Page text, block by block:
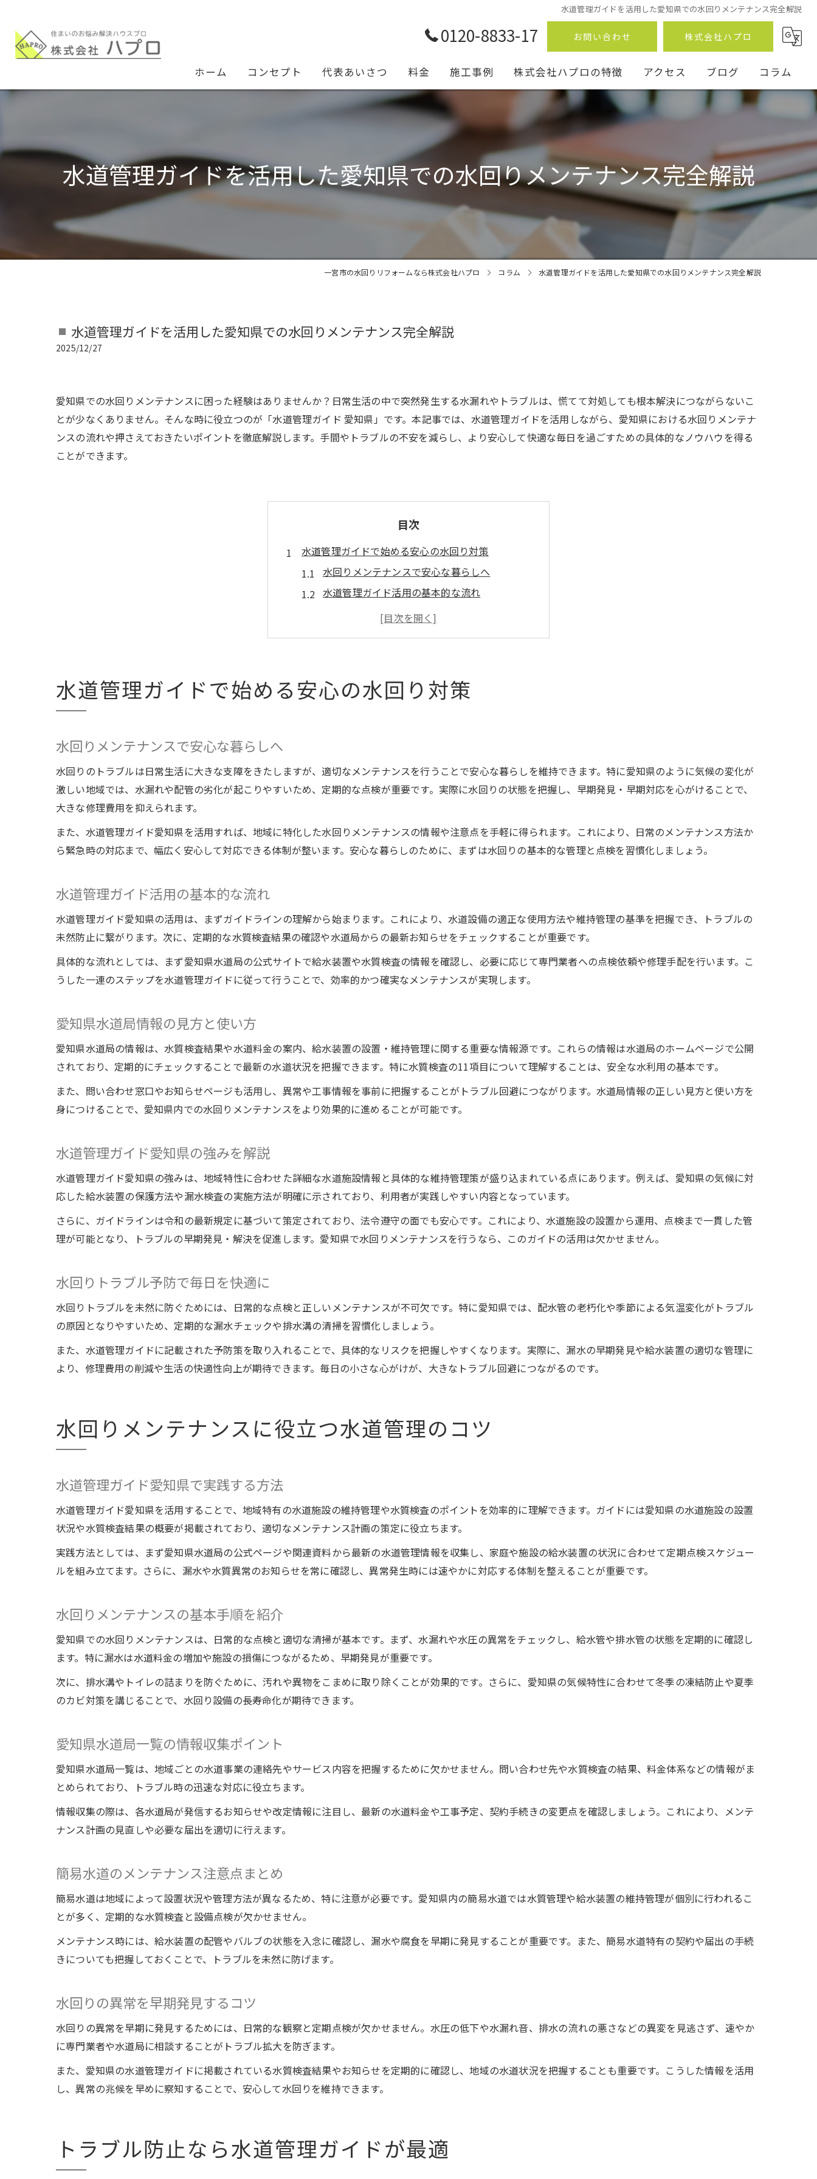
水道管理ガイドを活用した愛知県での水回りメンテナンス完全解説
0120-8833-17 お問い合わせ 株式会社ハプロ
ホーム コンセプト 代表あいさつ 料金 施工事例 株式会社ハプロの特徴
トイレ
浴室
キッチン
設備工事
アクセス ブログ コラム
水道管理ガイドを活用した愛知県での水回りメンテナンス完全解説
一宮市の水回りリフォームなら株式会社ハプロ コラム 水道管理ガイドを活用した愛知県での水回りメンテナンス完全解説
水道管理ガイドを活用した愛知県での水回りメンテナンス完全解説
2025/12/27
愛知県での水回りメンテナンスに困った経験はありませんか？日常生活の中で突然発生する水漏れやトラブルは、慌てて対処しても根本解決につながらないこ
とが少なくありません。そんな時に役立つのが「水道管理ガイド 愛知県」です。本記事では、水道管理ガイドを活用しながら、愛知県における水回りメンテナ
ンスの流れや押さえておきたいポイントを徹底解説します。手間やトラブルの不安を減らし、より安心して快適な毎日を過ごすための具体的なノウハウを得る
ことができます。
目次
水道管理ガイドで始める安心の水回り対策
水回りメンテナンスで安心な暮らしへ
水道管理ガイド活用の基本的な流れ
愛知県水道局情報の見方と使い方
水道管理ガイド愛知県で実践する方法
水回りの異常を早期発見するコツ
トラブル防止なら水道管理ガイドが最適
水道管理ガイドで点検ポイントを確認
突然の水回り不調にも強い家庭の心得
水回りメンテナンスで備える家庭の工夫
愛知県水道局と連携する緊急時の流れ
家庭で行う水道施設の応急処置方法
愛知県で水道施設を長持ちさせる秘訣
水回りメンテナンスの長期的なポイント
定期点検で水道施設の寿命を延ばす方法
愛知県水道局情報の活用で資産を守る
水道局情報を活用した日常管理のヒント
水回りメンテナンスに役立つ情報収集術
愛知県水道局のお知らせチェック方法
水道管理ガイド愛知県の活用法まとめ
水道管理ガイドで始める安心の水回り対策
水回りメンテナンスで安心な暮らしへ
水回りのトラブルは日常生活に大きな支障をきたしますが、適切なメンテナンスを行うことで安心な暮らしを維持できます。特に愛知県のように気候の変化が
激しい地域では、水漏れや配管の劣化が起こりやすいため、定期的な点検が重要です。実際に水回りの状態を把握し、早期発見・早期対応を心がけることで、
大きな修理費用を抑えられます。
また、水道管理ガイド愛知県を活用すれば、地域に特化した水回りメンテナンスの情報や注意点を手軽に得られます。これにより、日常のメンテナンス方法か
ら緊急時の対応まで、幅広く安心して対応できる体制が整います。安心な暮らしのために、まずは水回りの基本的な管理と点検を習慣化しましょう。
水道管理ガイド活用の基本的な流れ
水道管理ガイド愛知県の活用は、まずガイドラインの理解から始まります。これにより、水道設備の適正な使用方法や維持管理の基準を把握でき、トラブルの
未然防止に繋がります。次に、定期的な水質検査結果の確認や水道局からの最新お知らせをチェックすることが重要です。
具体的な流れとしては、まず愛知県水道局の公式サイトで給水装置や水質検査の情報を確認し、必要に応じて専門業者への点検依頼や修理手配を行います。こ
うした一連のステップを水道管理ガイドに従って行うことで、効率的かつ確実なメンテナンスが実現します。
愛知県水道局情報の見方と使い方
愛知県水道局の情報は、水質検査結果や水道料金の案内、給水装置の設置・維持管理に関する重要な情報源です。これらの情報は水道局のホームページで公開
されており、定期的にチェックすることで最新の水道状況を把握できます。特に水質検査の11項目について理解することは、安全な水利用の基本です。
また、問い合わせ窓口やお知らせページも活用し、異常や工事情報を事前に把握することがトラブル回避につながります。水道局情報の正しい見方と使い方を
身につけることで、愛知県内での水回りメンテナンスをより効果的に進めることが可能です。
水道管理ガイド愛知県の強みを解説
水道管理ガイド愛知県の強みは、地域特性に合わせた詳細な水道施設情報と具体的な維持管理策が盛り込まれている点にあります。例えば、愛知県の気候に対
応した給水装置の保護方法や漏水検査の実施方法が明確に示されており、利用者が実践しやすい内容となっています。
さらに、ガイドラインは令和の最新規定に基づいて策定されており、法令遵守の面でも安心です。これにより、水道施設の設置から運用、点検まで一貫した管
理が可能となり、トラブルの早期発見・解決を促進します。愛知県で水回りメンテナンスを行うなら、このガイドの活用は欠かせません。
水回りトラブル予防で毎日を快適に
水回りトラブルを未然に防ぐためには、日常的な点検と正しいメンテナンスが不可欠です。特に愛知県では、配水管の老朽化や季節による気温変化がトラブル
の原因となりやすいため、定期的な漏水チェックや排水溝の清掃を習慣化しましょう。
また、水道管理ガイドに記載された予防策を取り入れることで、具体的なリスクを把握しやすくなります。実際に、漏水の早期発見や給水装置の適切な管理に
より、修理費用の削減や生活の快適性向上が期待できます。毎日の小さな心がけが、大きなトラブル回避につながるのです。
水回りメンテナンスに役立つ水道管理のコツ
水道管理ガイド愛知県で実践する方法
水道管理ガイド愛知県を活用することで、地域特有の水道施設の維持管理や水質検査のポイントを効率的に理解できます。ガイドには愛知県の水道施設の設置
状況や水質検査結果の概要が掲載されており、適切なメンテナンス計画の策定に役立ちます。
実践方法としては、まず愛知県水道局の公式ページや関連資料から最新の水道管理情報を収集し、家庭や施設の給水装置の状況に合わせて定期点検スケジュー
ルを組み立てます。さらに、漏水や水質異常のお知らせを常に確認し、異常発生時には速やかに対応する体制を整えることが重要です。
水回りメンテナンスの基本手順を紹介
愛知県での水回りメンテナンスは、日常的な点検と適切な清掃が基本です。まず、水漏れや水圧の異常をチェックし、給水管や排水管の状態を定期的に確認し
ます。特に漏水は水道料金の増加や施設の損傷につながるため、早期発見が重要です。
次に、排水溝やトイレの詰まりを防ぐために、汚れや異物をこまめに取り除くことが効果的です。さらに、愛知県の気候特性に合わせて冬季の凍結防止や夏季
のカビ対策を講じることで、水回り設備の長寿命化が期待できます。
愛知県水道局一覧の情報収集ポイント
愛知県水道局一覧は、地域ごとの水道事業の連絡先やサービス内容を把握するために欠かせません。問い合わせ先や水質検査の結果、料金体系などの情報がま
とめられており、トラブル時の迅速な対応に役立ちます。
情報収集の際は、各水道局が発信するお知らせや改定情報に注目し、最新の水道料金や工事予定、契約手続きの変更点を確認しましょう。これにより、メンテ
ナンス計画の見直しや必要な届出を適切に行えます。
簡易水道のメンテナンス注意点まとめ
簡易水道は地域によって設置状況や管理方法が異なるため、特に注意が必要です。愛知県内の簡易水道では水質管理や給水装置の維持管理が個別に行われるこ
とが多く、定期的な水質検査と設備点検が欠かせません。
メンテナンス時には、給水装置の配管やバルブの状態を入念に確認し、漏水や腐食を早期に発見することが重要です。また、簡易水道特有の契約や届出の手続
きについても把握しておくことで、トラブルを未然に防げます。
水回りの異常を早期発見するコツ
水回りの異常を早期に発見するためには、日常的な観察と定期点検が欠かせません。水圧の低下や水漏れ音、排水の流れの悪さなどの異変を見逃さず、速やか
に専門業者や水道局に相談することがトラブル拡大を防ぎます。
また、愛知県の水道管理ガイドに掲載されている水質検査結果やお知らせを定期的に確認し、地域の水道状況を把握することも重要です。こうした情報を活用
し、異常の兆候を早めに察知することで、安心して水回りを維持できます。
トラブル防止なら水道管理ガイドが最適